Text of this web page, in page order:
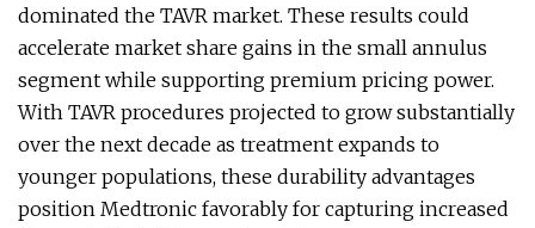
dominated the TAVR market. These results could
accelerate market share gains in the small annulus
segment while supporting premium pricing power.
With TAVR procedures projected to grow substantially
over the next decade as treatment expands to
younger populations, these durability advantages
position Medtronic favorably for capturing increased